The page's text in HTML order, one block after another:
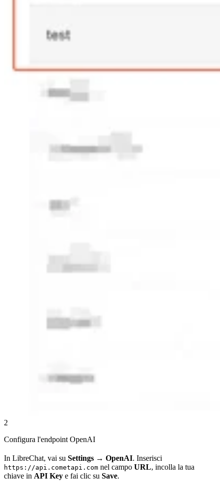
2
Configura l'endpoint OpenAI
In LibreChat, vai su Settings → OpenAI. Inserisci
https://api.cometapi.com nel campo URL, incolla la tua
chiave in API Key e fai clic su Save.